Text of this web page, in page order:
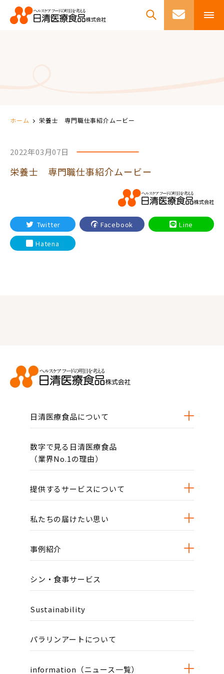
ホーム 栄養士 専門職仕事紹介ムービー
2022年03月07日
栄養士 専門職仕事紹介ムービー
Twitter Facebook
Line
Hatena
日清医療食品について
数字で見る日清医療食品
（業界No.1の理由）
提供するサービスについて
私たちの届けたい思い
事例紹介
シン・食事サービス
Sustainability
パラリンアートについて
information（ニュース一覧）